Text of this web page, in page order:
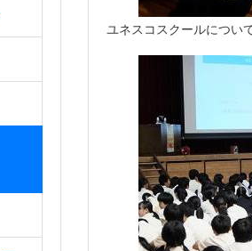
ユネスコスクールについ